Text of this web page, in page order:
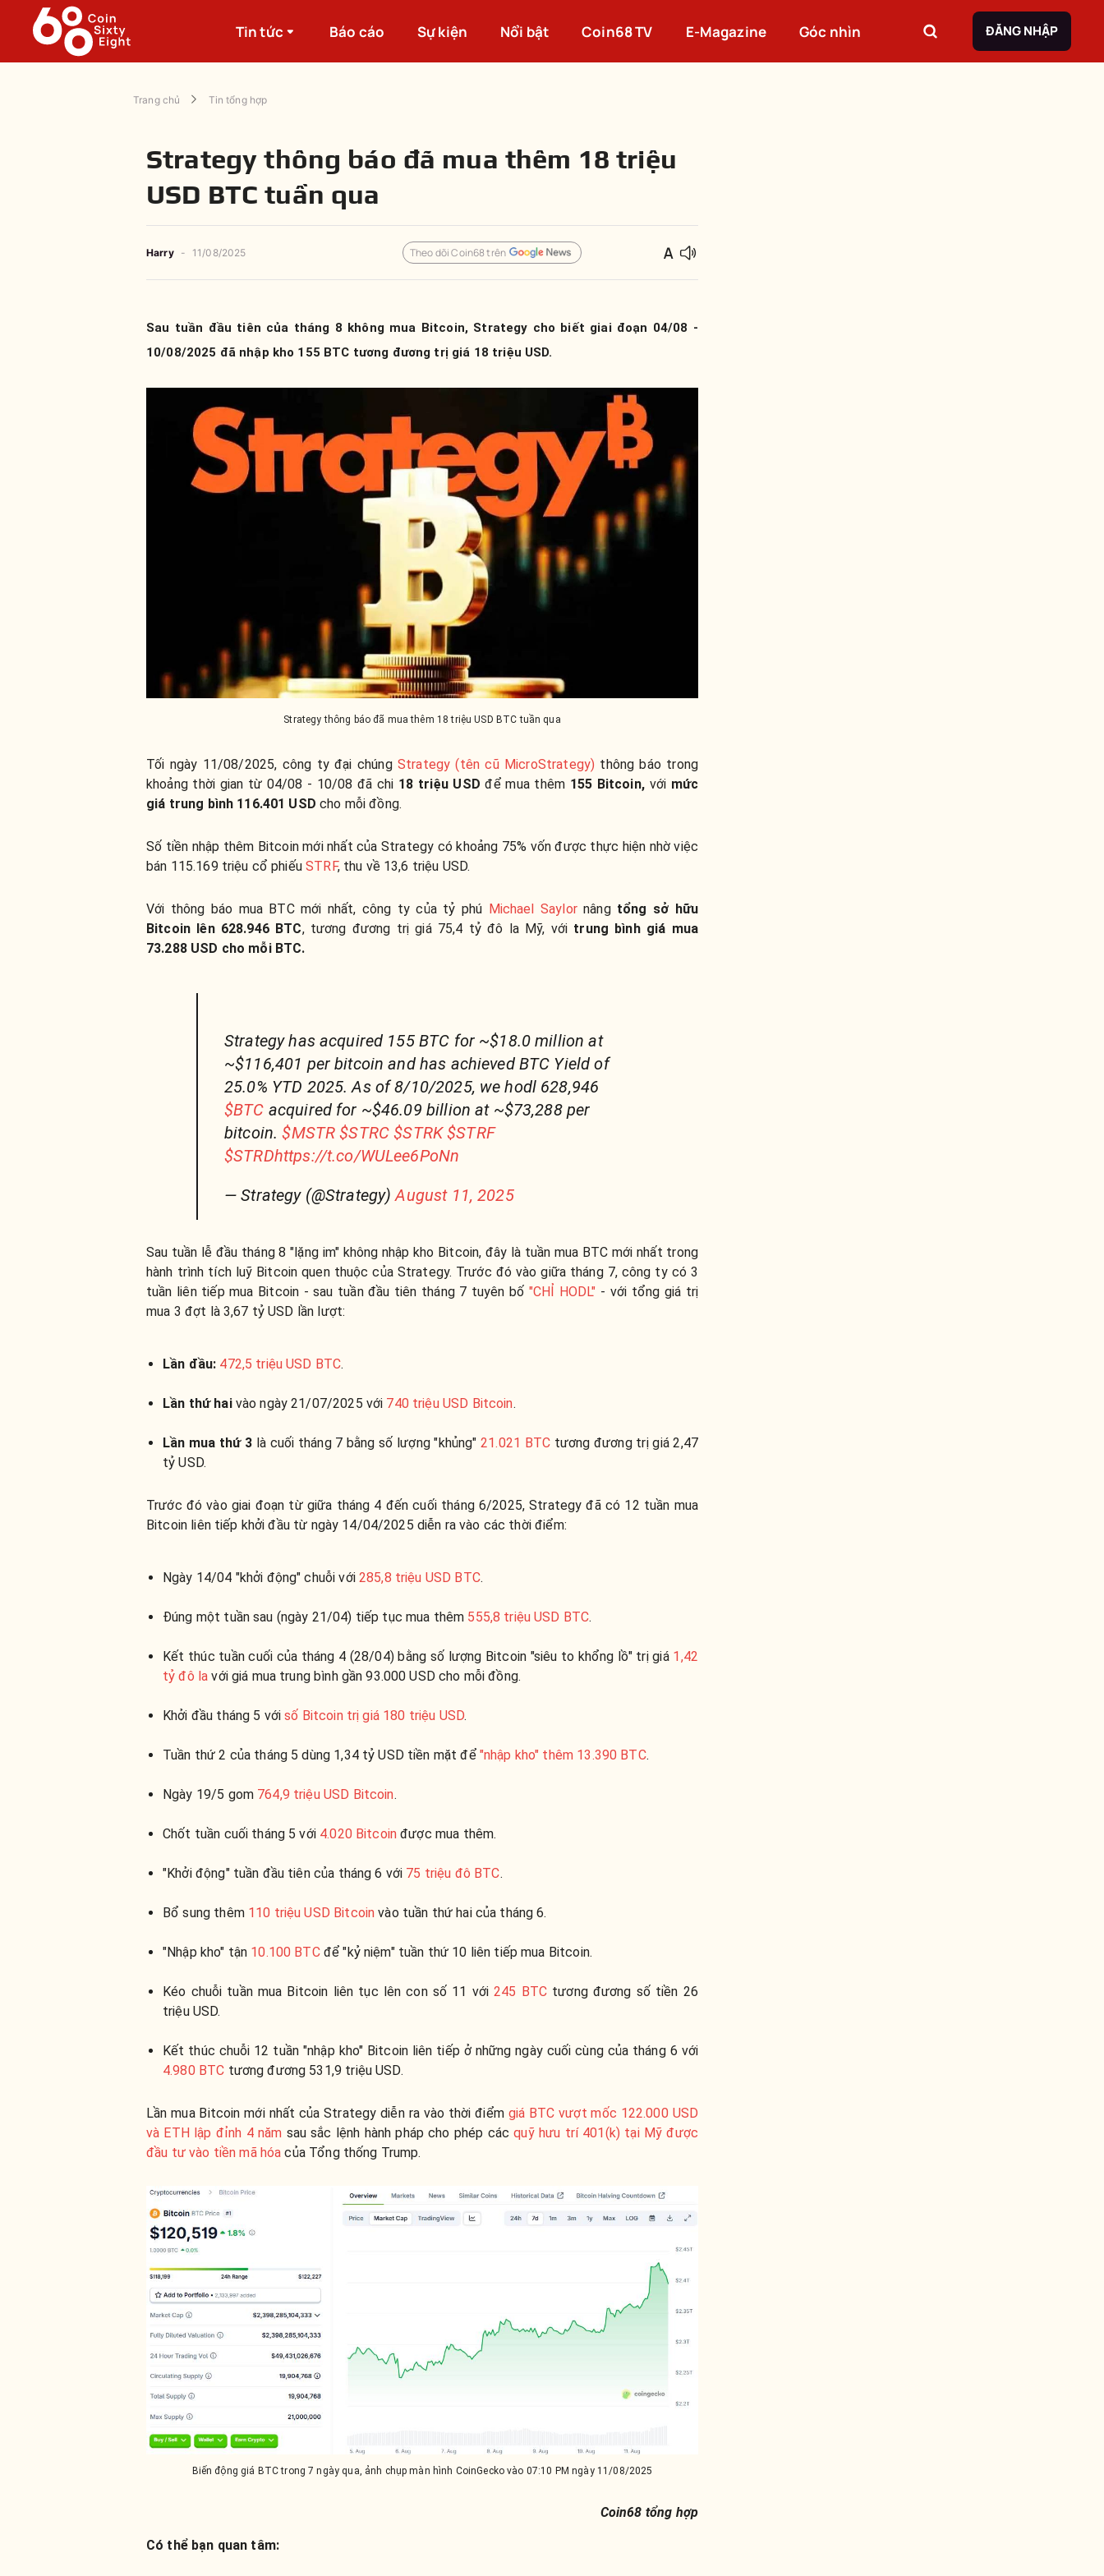
Tin tức Báo cáo Sự kiện Nổi bật Coin68 TV E-Magazine Góc nhìn ĐĂNG NHẬP
Trang chủ Tin tổng hợp
Strategy thông báo đã mua thêm 18 triệu
USD BTC tuần qua
Harry - 11/08/2025 Theo dõi Coin68 trên
Sau tuần đầu tiên của tháng 8 không mua Bitcoin, Strategy cho biết giai đoạn 04/08 -
10/08/2025 đã nhập kho 155 BTC tương đương trị giá 18 triệu USD.
Strategy thông báo đã mua thêm 18 triệu USD BTC tuần qua
Tối ngày 11/08/2025, công ty đại chúng Strategy (tên cũ MicroStrategy) thông báo trong
khoảng thời gian từ 04/08 - 10/08 đã chi 18 triệu USDđể mua thêm 155 Bitcoin,với mức
giá trung bình 116.401 USD cho mỗi đồng.
Số tiền nhập thêm Bitcoin mới nhất của Strategy có khoảng 75% vốn được thực hiện nhờ việc
bán 115.169 triệu cổ phiếuSTRF, thu về 13,6 triệu USD.
Với thông báo mua BTC mới nhất, công ty của tỷ phú Michael Saylornâng tổng sở hữu
Bitcoin lên 628.946 BTC, tương đương trị giá 75,4 tỷ đô la Mỹ, với trung bình giá mua
73.288 USD cho mỗi BTC.
Strategy has acquired 155 BTC for ~$18.0 million at
~$116,401 per bitcoin and has achieved BTC Yield of
25.0% YTD 2025. As of 8/10/2025, we hodl 628,946
$BTC acquired for ~$46.09 billion at ~$73,288 per
bitcoin.$MSTR $STRC $STRK $STRF
$STRDhttps://t.co/WULee6PoNn
— Strategy (@Strategy)August 11, 2025
Sau tuần lễ đầu tháng 8 "lặng im" không nhập kho Bitcoin, đây là tuần mua BTC mới nhất trong
hành trình tích luỹ Bitcoin quen thuộc của Strategy. Trước đó vào giữa tháng 7, công ty có 3
tuần liên tiếp mua Bitcoin - sau tuần đầu tiên tháng 7 tuyên bố "CHỈ HODL" - với tổng giá trị
mua 3 đợt là 3,67 tỷ USD lần lượt:
Lần đầu: 472,5 triệu USD BTC.
Lần thứ haivào ngày 21/07/2025 với 740 triệu USD Bitcoin.
Lần mua thứ 3 là cuối tháng 7 bằng số lượng "khủng"21.021 BTC tương đương trị giá 2,47
tỷ USD.
Trước đó vào giai đoạn từ giữa tháng 4 đến cuối tháng 6/2025, Strategy đã có 12 tuần mua
Bitcoin liên tiếp khởi đầu từ ngày 14/04/2025 diễn ra vào các thời điểm:
Ngày 14/04 "khởi động" chuỗi với 285,8 triệu USD BTC.
Đúng một tuần sau (ngày 21/04) tiếp tục mua thêm 555,8 triệu USD BTC.
Kết thúc tuần cuối của tháng 4 (28/04) bằng số lượng Bitcoin "siêu to khổng lồ" trị giá 1,42
tỷ đô la với giá mua trung bình gần 93.000 USD cho mỗi đồng.
Khởi đầu tháng 5 vớisố Bitcoin trị giá 180 triệu USD.
Tuần thứ 2 của tháng 5 dùng 1,34 tỷ USD tiền mặt để "nhập kho" thêm 13.390 BTC.
Ngày 19/5 gom 764,9 triệu USD Bitcoin.
Chốt tuần cuối tháng 5 với 4.020 Bitcoin được mua thêm.
"Khởi động" tuần đầu tiên của tháng 6 với 75 triệu đô BTC.
Bổ sung thêm 110 triệu USD Bitcoin vào tuần thứ hai của tháng 6.
"Nhập kho" tận 10.100 BTCđể "kỷ niệm" tuần thứ 10 liên tiếp mua Bitcoin.
Kéo chuỗi tuần mua Bitcoin liên tục lên con số 11 với245 BTC tương đương số tiền 26
triệu USD.
Kết thúc chuỗi 12 tuần "nhập kho" Bitcoin liên tiếp ở những ngày cuối cùng của tháng 6 với
4.980 BTC tương đương 531,9 triệu USD.
Lần mua Bitcoin mới nhất của Strategy diễn ra vào thời điểm giá BTC vượt mốc 122.000 USD
và ETH lập đỉnh 4 năm sau sắc lệnh hành pháp cho phép cácquỹ hưu trí 401(k) tại Mỹ được
đầu tư vào tiền mã hóa của Tổng thống Trump.
Biến động giá BTC trong 7 ngày qua, ảnh chụp màn hình CoinGecko vào 07:10 PM ngày 11/08/2025
Coin68 tổng hợp
Có thể bạn quan tâm: